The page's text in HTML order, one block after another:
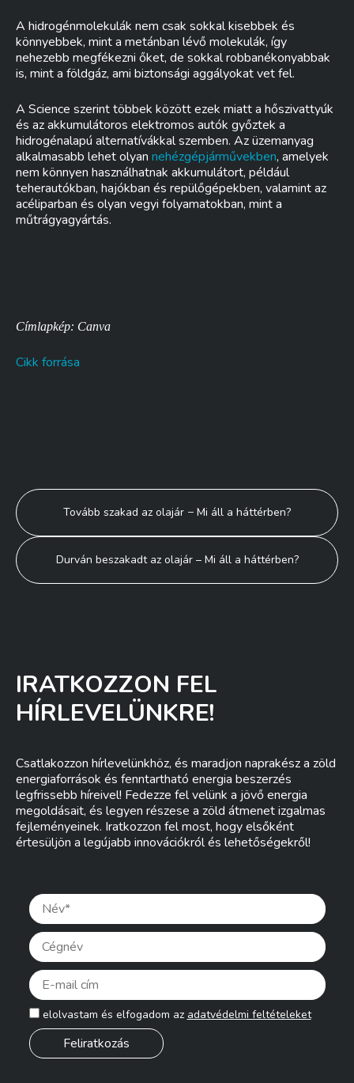
A hidrogénmolekulák nem csak sokkal kisebbek és
könnyebbek, mint a metánban lévő molekulák, így
nehezebb megfékezni őket, de sokkal robbanékonyabbak
is, mint a földgáz, ami biztonsági aggályokat vet fel.
A Science szerint többek között ezek miatt a hőszivattyúk
és az akkumulátoros elektromos autók győztek a
hidrogénalapú alternatívákkal szemben. Az üzemanyag
alkalmasabb lehet olyan nehézgépjárművekben, amelyek
nem könnyen használhatnak akkumulátort, például
teherautókban, hajókban és repülőgépekben, valamint az
acéliparban és olyan vegyi folyamatokban, mint a
műtrágyagyártás.
Címlapkép: Canva
Cikk forrása
Bejegyzés
navigáció
Tovább szakad az olajár − Mi áll a háttérben?
Durván beszakadt az olajár – Mi áll a háttérben?
IRATKOZZON FEL
HÍRLEVELÜNKRE!
Csatlakozzon hírlevelünkhöz, és maradjon naprakész a zöld
energiaforrások és fenntartható energia beszerzés
legfrissebb híreivel! Fedezze fel velünk a jövő energia
megoldásait, és legyen részese a zöld átmenet izgalmas
fejleményeinek. Iratkozzon fel most, hogy elsőként
értesüljön a legújabb innovációkról és lehetőségekről!
elolvastam és elfogadom az adatvédelmi feltételeket